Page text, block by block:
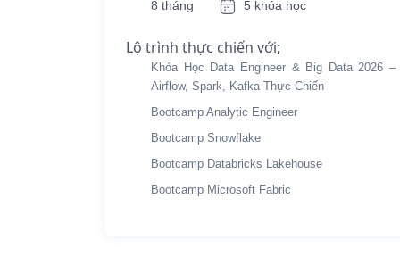
8 tháng 5 khóa học
Lộ trình thực chiến với;
Khóa Học Data Engineer & Big Data 2026 –
Airflow, Spark, Kafka Thực Chiến
Bootcamp Analytic Engineer
Bootcamp Snowflake
Bootcamp Databricks Lakehouse
Bootcamp Microsoft Fabric